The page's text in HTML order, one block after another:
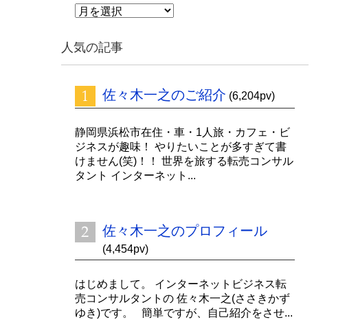
バ
ナ
ン
ー
人気の記事
佐々木一之のご紹介 (6,204pv)
静岡県浜松市在住・車・1人旅・カフェ・ビ
ジネスが趣味！ やりたいことが多すぎて書
けません(笑)！！ 世界を旅する転売コンサル
タント インターネット...
佐々木一之のプロフィール
(4,454pv)
はじめまして。 インターネットビジネス転
売コンサルタントの 佐々木一之(ささきかず
ゆき)です。 簡単ですが、自己紹介をさせ...